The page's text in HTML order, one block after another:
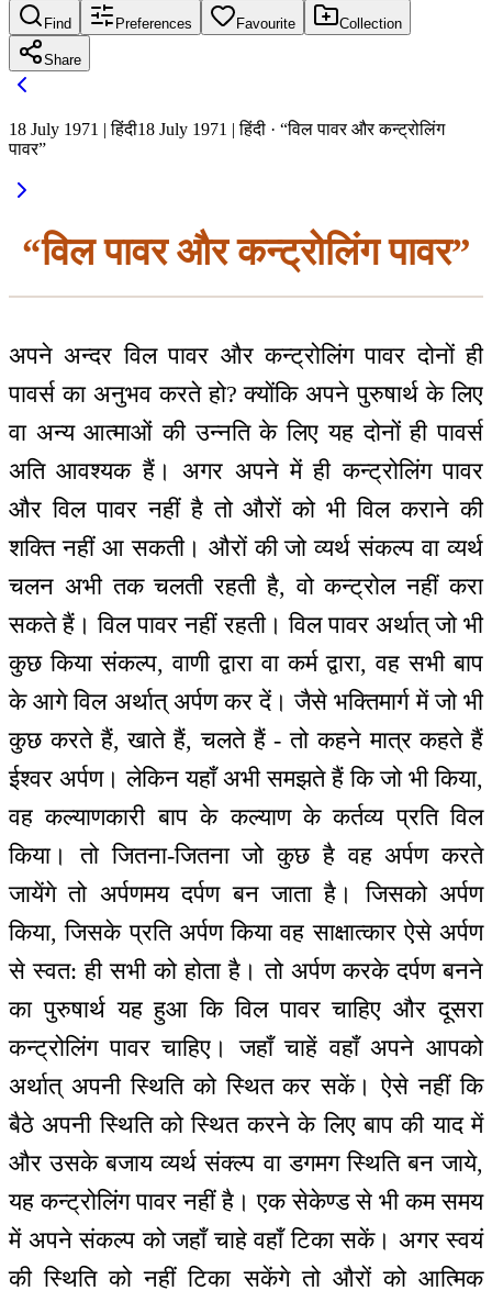
Find Preferences Favourite Collection
Share
18 July 1971 | हिंदी18 July 1971 | हिंदी · “विल पावर और कन्ट्रोलिंग
पावर”
“विल पावर और कन्ट्रोलिंग पावर”
अपने अन्दर विल पावर और कन्ट्रोलिंग पावर दोनों ही
पावर्स का अनुभव करते हो? क्योंकि अपने पुरुषार्थ के लिए
वा अन्य आत्माओं की उन्नति के लिए यह दोनों ही पावर्स
अति आवश्यक हैं। अगर अपने में ही कन्ट्रोलिंग पावर
और विल पावर नहीं है तो औरों को भी विल कराने की
शक्ति नहीं आ सकती। औरों की जो व्यर्थ संकल्प वा व्यर्थ
चलन अभी तक चलती रहती है, वो कन्ट्रोल नहीं करा
सकते हैं। विल पावर नहीं रहती। विल पावर अर्थात् जो भी
कुछ किया संकल्प, वाणी द्वारा वा कर्म द्वारा, वह सभी बाप
के आगे विल अर्थात् अर्पण कर दें। जैसे भक्तिमार्ग में जो भी
कुछ करते हैं, खाते हैं, चलते हैं - तो कहने मात्र कहते हैं
ईश्वर अर्पण। लेकिन यहाँ अभी समझते हैं कि जो भी किया,
वह कल्याणकारी बाप के कल्याण के कर्तव्य प्रति विल
किया। तो जितना-जितना जो कुछ है वह अर्पण करते
जायेंगे तो अर्पणमय दर्पण बन जाता है। जिसको अर्पण
किया, जिसके प्रति अर्पण किया वह साक्षात्कार ऐसे अर्पण
से स्वत: ही सभी को होता है। तो अर्पण करके दर्पण बनने
का पुरुषार्थ यह हुआ कि विल पावर चाहिए और दूसरा
कन्ट्रोलिंग पावर चाहिए। जहाँ चाहें वहाँ अपने आपको
अर्थात् अपनी स्थिति को स्थित कर सकें। ऐसे नहीं कि
बैठे अपनी स्थिति को स्थित करने के लिए बाप की याद में
और उसके बजाय व्यर्थ संक्ल्प वा डगमग स्थिति बन जाये,
यह कन्ट्रोलिंग पावर नहीं है। एक सेकेण्ड से भी कम समय
में अपने संकल्प को जहाँ चाहे वहाँ टिका सकें। अगर स्वयं
की स्थिति को नहीं टिका सकेंगे तो औरों को आत्मिक